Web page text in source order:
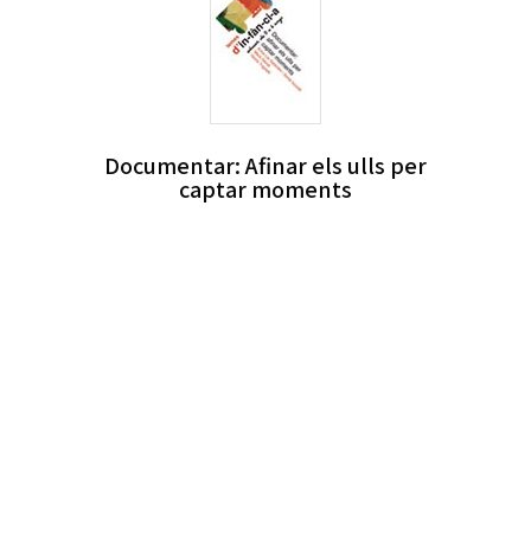
Documentar: Afinar els ulls per
captar moments